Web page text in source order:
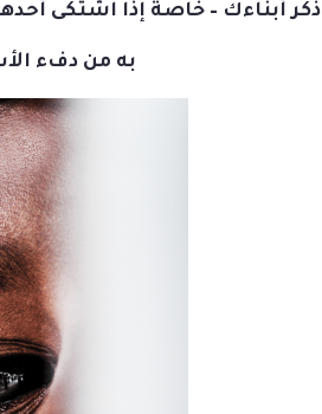
ذكر أبناءك – خاصة إذا اشتكى
به من دفء